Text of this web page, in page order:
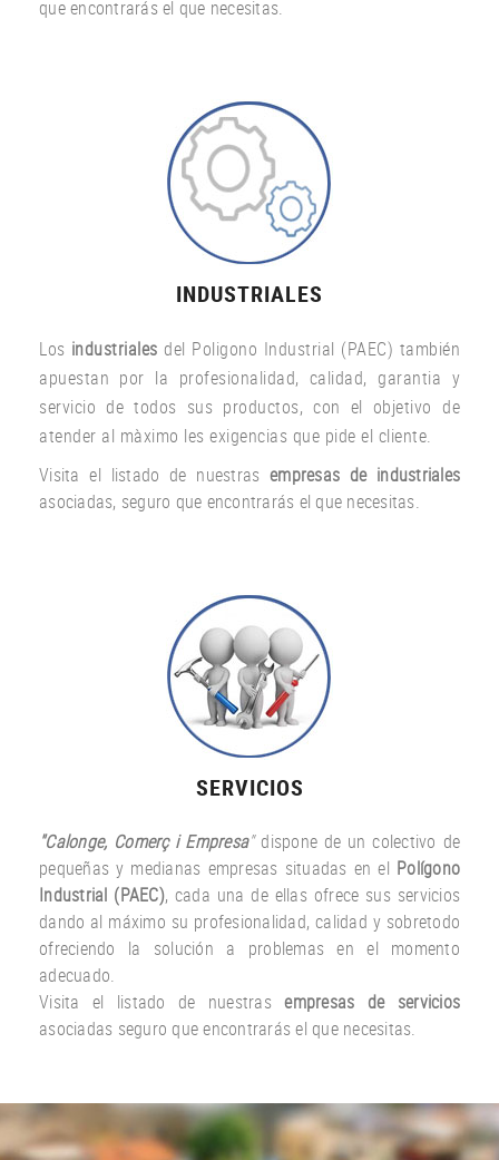
que encontrarás el que necesitas.
INDUSTRIALES
Los industriales del Poligono Industrial (PAEC) también
apuestan por la profesionalidad, calidad, garantia y
servicio de todos sus productos, con el objetivo de
atender al màximo les exigencias que pide el cliente.
Visita el listado de nuestras empresas de industriales
asociadas, seguro que encontrarás el que necesitas.
SERVICIOS
"Calonge, Comerç i Empresa"dispone de un colectivo de
pequeñas y medianas empresas situadas en el Polígono
Industrial (PAEC), cada una de ellas ofrece sus servicios
dando al máximo su profesionalidad, calidad y sobretodo
ofreciendo la solución a problemas en el momento
adecuado.
Visita el listado de nuestrasempresas de servicios
asociadas seguro que encontrarás el que necesitas.